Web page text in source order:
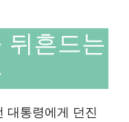
뒤흔드는
대통령에게 던진